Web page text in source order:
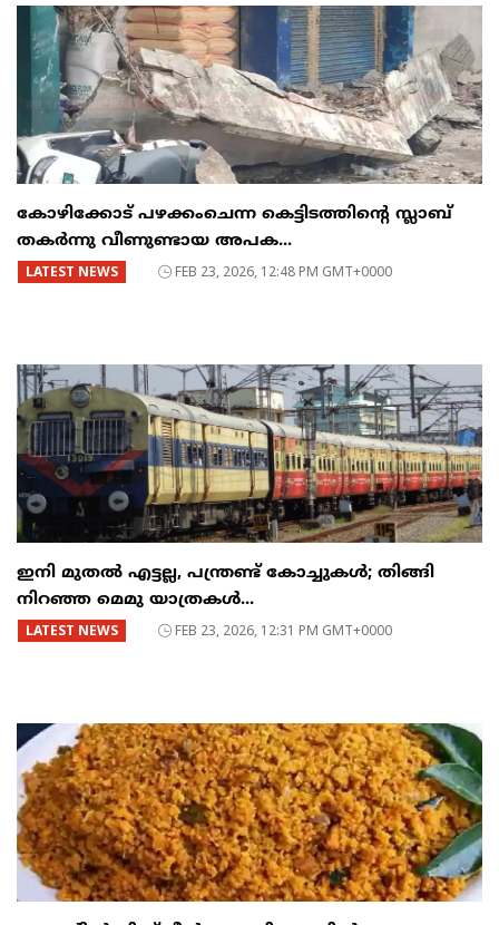
കോഴിക്കോട് പഴക്കംചെന്ന കെട്ടിടത്തിന്റെ സ്ലാബ്
തകർന്നു വീണുണ്ടായ അപക...
LATEST NEWS FEB 23, 2026, 12:48 PM GMT+0000
ഇനി മുതൽ എട്ടല്ല, പന്ത്രണ്ട് കോച്ചുകള്‍; തിങ്ങി
നിറഞ്ഞ മെമു യാത്രകൾ...
LATEST NEWS FEB 23, 2026, 12:31 PM GMT+0000